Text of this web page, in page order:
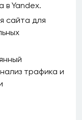
в Yandex.
сайта для
трафика и